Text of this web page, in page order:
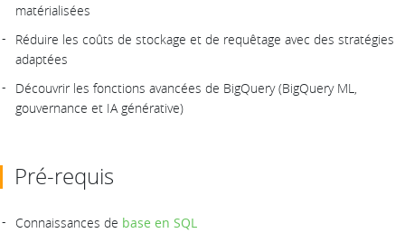
matérialisées
Réduire les coûts de stockage et de requêtage avec des stratégies
adaptées
Découvrir les fonctions avancées de BigQuery (BigQuery ML,
gouvernance et IA générative)
Pré-requis
Connaissances de base en SQL